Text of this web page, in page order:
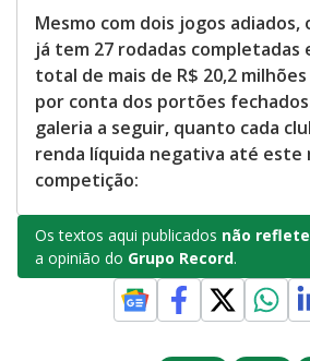
Mesmo com dois jogos adiados,
já tem 27 rodadas completadas
total de mais de R$ 20,2
por conta dos portões
galeria a seguir, quanto cada
renda líquida negativa até este
competição:
Os textos aqui publicados não
a opinião do Grupo Record.